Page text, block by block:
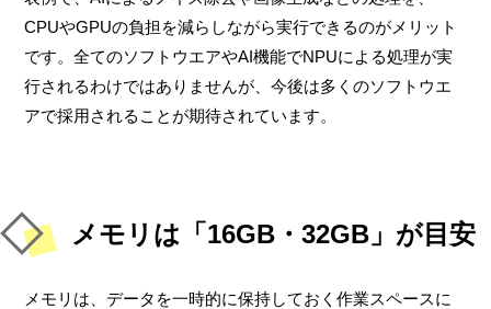
CPUやGPUの負担を減らしながら実行できるのがメリット
です。全てのソフトウエアやAI機能でNPUによる処理が実
行されるわけではありませんが、今後は多くのソフトウエ
アで採用されることが期待されています。
メモリは「16GB・32GB」が目安
メモリは、データを一時的に保持しておく作業スペースに